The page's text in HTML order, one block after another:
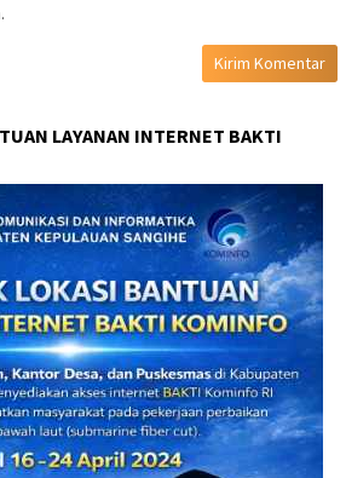
LAYANAN INTERNET BAKTI